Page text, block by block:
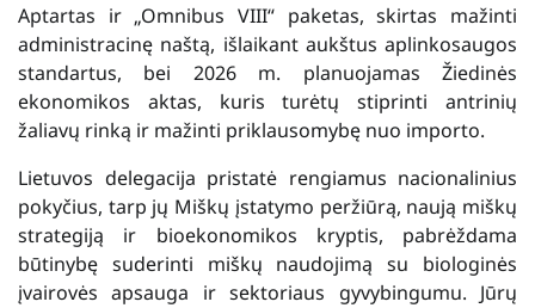
Aptartas ir „Omnibus VIII“ paketas, skirtas mažinti
administracinę naštą, išlaikant aukštus aplinkosaugos
standartus, bei 2026 m. planuojamas Žiedinės
ekonomikos aktas, kuris turėtų stiprinti antrinių
žaliavų rinką ir mažinti priklausomybę nuo importo.
Lietuvos delegacija pristatė rengiamus nacionalinius
pokyčius, tarp jų Miškų įstatymo peržiūrą, naują miškų
strategiją ir bioekonomikos kryptis, pabrėždama
būtinybę suderinti miškų naudojimą su biologinės
įvairovės apsauga ir sektoriaus gyvybingumu. Jūrų